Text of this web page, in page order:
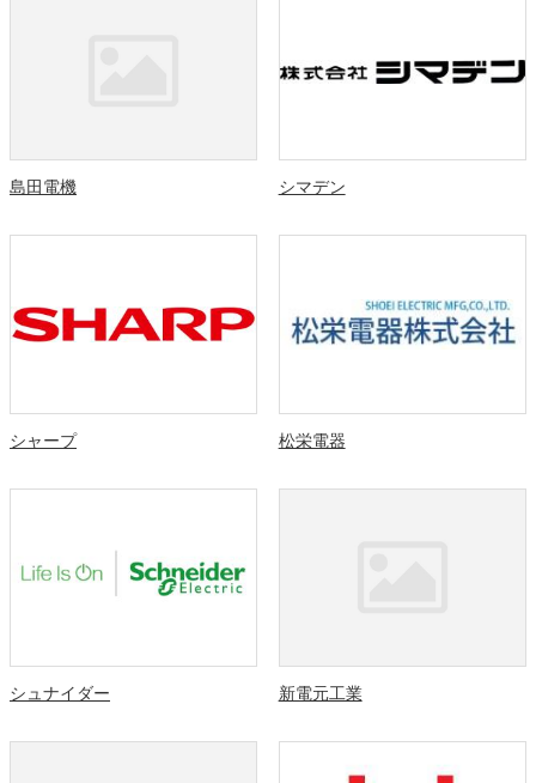
島田電機 シマデン
シャープ 松栄電器
シュナイダー 新電元工業